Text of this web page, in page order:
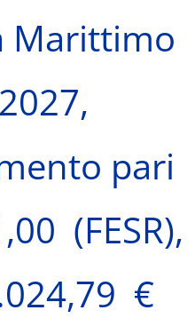
Marittimo
pari
(FESR),
€